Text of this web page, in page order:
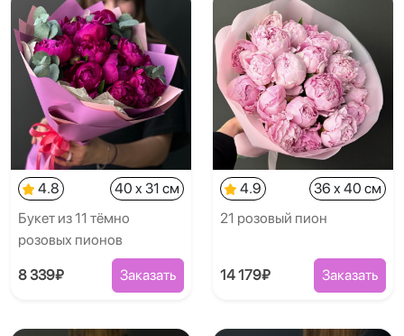
4.8
40 x 31 см
Букет из 11 тёмно
розовых пионов
8 339₽ Заказать
4.9
36 x 40 см
21 розовый пион
14 179₽ Заказать